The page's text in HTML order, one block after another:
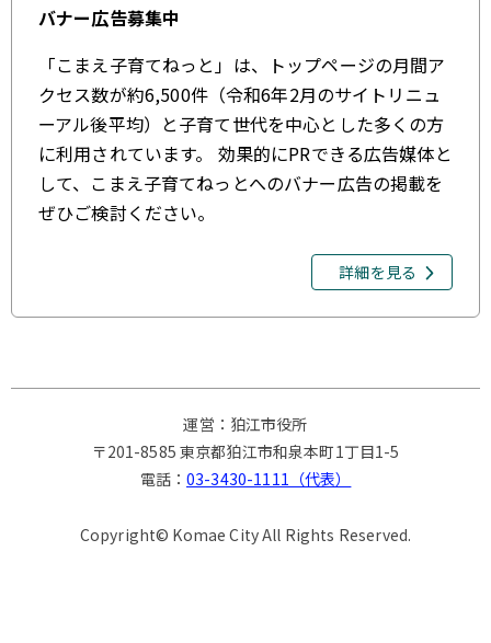
バナー広告募集中
「こまえ子育てねっと」は、トップページの月間ア
クセス数が約6,500件（令和6年2月のサイトリニュ
ーアル後平均）と子育て世代を中心とした多くの方
に利用されています。 効果的にPRできる広告媒体と
して、こまえ子育てねっとへのバナー広告の掲載を
ぜひご検討ください。
詳細を見る
運営：狛江市役所
〒201-8585 東京都狛江市和泉本町1丁目1-5
電話：03-3430-1111（代表）
Copyright© Komae City All Rights Reserved.